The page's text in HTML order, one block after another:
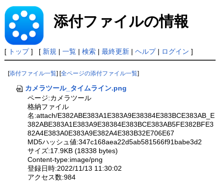
添付ファイルの情報
[ トップ] [ 新規 | 一覧| 検索| 最終更新| ヘルプ| ログイン ]
[添付ファイル一覧] [全ページの添付ファイル一覧]
カメラツール_タイムライン.png
ページ:カメラツール
格納ファイル
名:attach/E382ABE383A1E383A9E38384E383BCE383AB_E
382ABE383A1E383A9E38384E383BCE383AB5FE382BFE3
82A4E383A0E383A9E382A4E383B32E706E67
MD5ハッシュ値:347c168aea22d5ab581566f91babe3d2
サイズ:17.9KB (18338 bytes)
Content-type:image/png
登録日時:2022/11/13 11:30:02
アクセス数:984